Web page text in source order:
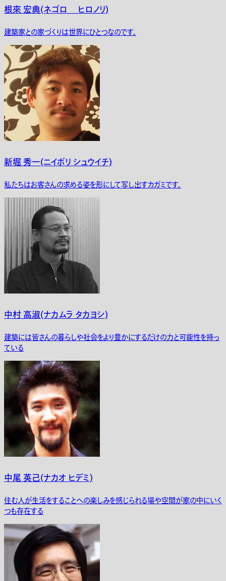
根來 宏典(ネゴロ ヒロノリ)
建築家との家づくりは世界にひとつなのです。
新堀 秀一(ニイボリ シュウイチ)
私たちはお客さんの求める姿を形にして写し出すカガミです。
中村 高淑(ナカムラ タカヨシ)
建築には皆さんの暮らしや社会をより豊かにするだけの力と可能性を持っ
ている
中尾 英己(ナカオ ヒデミ)
住む人が生活をすることへの楽しみを感じられる場や空間が家の中にいく
つも存在する